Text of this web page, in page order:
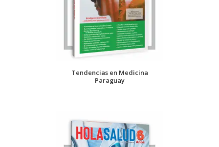
Tendencias en Medicina
Paraguay